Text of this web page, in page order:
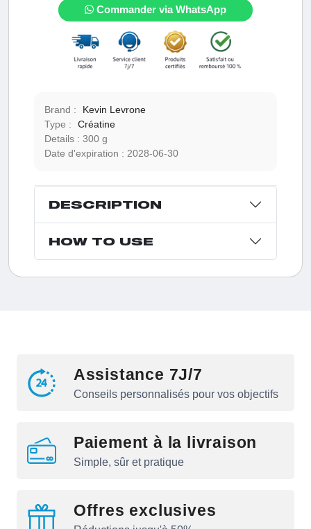
Commander via WhatsApp
Brand :
Kevin Levrone
Type :
Créatine
Details :
300 g
Date d'expiration : 2028-06-30
DESCRIPTION
HOW TO USE
Assistance 7J/7
Conseils personnalisés pour vos objectifs
Paiement à la livraison
Simple, sûr et pratique
Offres exclusives